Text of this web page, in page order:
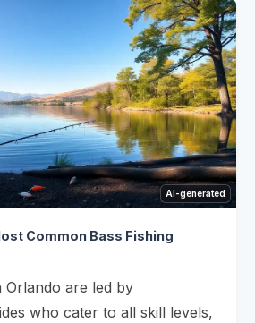
AI-generated
Common Bass Fishing
Orlando are led by
who cater to all skill levels,